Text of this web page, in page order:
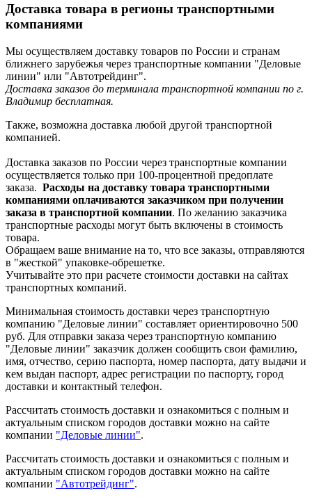
Доставка товара в регионы транспортными
компаниями
Мы осуществляем доставку товаров по России и странам
ближнего зарубежья через транспортные компании "Деловые
линии" или "Автотрейдинг".
Доставка заказов до терминала транспортной компании по г.
Владимир бесплатная.
Также, возможна доставка любой другой транспортной
компанией.
Доставка заказов по России через транспортные компании
осуществляется только при 100-процентной предоплате
заказа. Расходы на доставку товара транспортными
компаниями оплачиваются заказчиком при получении
заказа в транспортной компании. По желанию заказчика
транспортные расходы могут быть включены в стоимость
товара.
Обращаем ваше внимание на то, что все заказы, отправляются
в "жесткой" упаковке-обрешетке.
Учитывайте это при расчете стоимости доставки на сайтах
транспортных компаний.
Минимальная стоимость доставки через транспортную
компанию "Деловые линии" составляет ориентировочно 500
руб. Для отправки заказа через транспортную компанию
"Деловые линии" заказчик должен сообщить свои фамилию,
имя, отчество, серию паспорта, номер паспорта, дату выдачи и
кем выдан паспорт, адрес регистрации по паспорту, город
доставки и контактный телефон.
Рассчитать стоимость доставки и ознакомиться с полным и
актуальным списком городов доставки можно на сайте
компании "Деловые линии".
Рассчитать стоимость доставки и ознакомиться с полным и
актуальным списком городов доставки можно на сайте
компании "Автотрейдинг".